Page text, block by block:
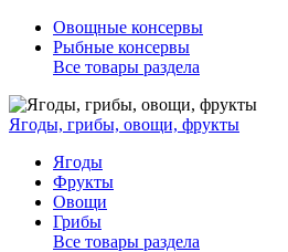
Овощные консервы
Рыбные консервы
Все товары раздела
Ягоды, грибы, овощи, фрукты
Ягоды
Фрукты
Овощи
Грибы
Все товары раздела